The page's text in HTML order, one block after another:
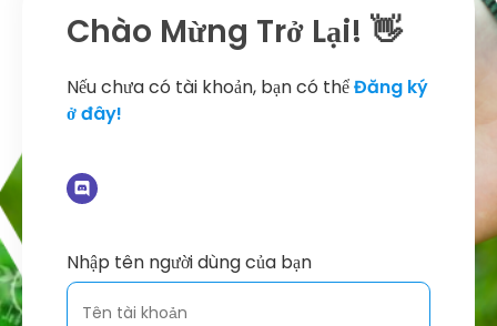
Chào Mừng Trở Lại! 👋
Nếu chưa có tài khoản, bạn có thểĐăng ký
ở đây!
Nhập tên người dùng của bạn